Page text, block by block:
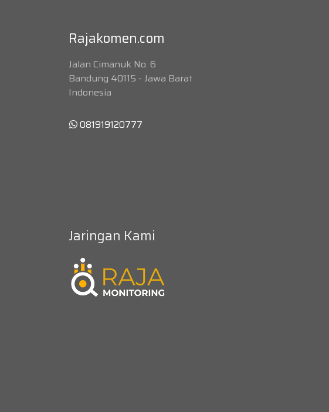
Rajakomen.com
Jalan Cimanuk No. 6
Bandung 40115 - Jawa Barat
Indonesia
081919120777
Jaringan Kami